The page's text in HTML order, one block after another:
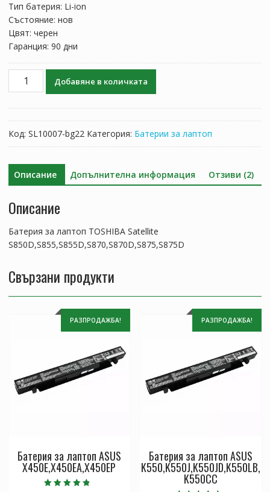
Тип батерия: Li-ion
Състояние: нов
Цвят: черен
Гаранция: 90 дни
количество
лаптоп
TOSHIBA
S850D,S855,S855D,S870,S870D,S875,S875D
Добавяне в количката
Код: SL10007-bg22 Категория: Батерии за лаптоп
Описание Допълнителна информация Отзиви (2)
Описание
Батерия за лаптоп TOSHIBA Satellite
S850D,S855,S855D,S870,S870D,S875,S875D
Свързани продукти
РАЗПРОДАЖБА!
Батерия за лаптоп ASUS
X450E,X450EA,X450EP
РАЗПРОДАЖБА!
Батерия за лаптоп ASUS
K550,K550J,K550JD,K550LB,
K550CC